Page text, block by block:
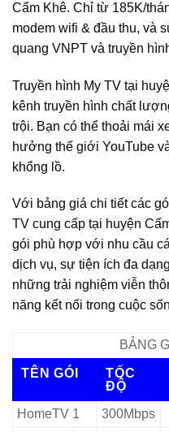
Cẩm Khê. Chỉ từ 185K/
modem wifi & đầu thu, và
quang VNPT và truyền
Truyền hình My TV tại
kênh truyền hình chất
trội. Bạn có thể thoải mái
hưởng thế giới YouTube
khổng lồ.
Với bảng giá chi tiết các
TV cung cấp tại huyện
gói phù hợp với nhu cầu
dịch vụ, sự tiện ích đa
những trải nghiệm viễn
năng kết nối trong cuộc
BẢNG
TÊN GÓI
TỐC
ĐỘ
HomeTV 1
300Mbps